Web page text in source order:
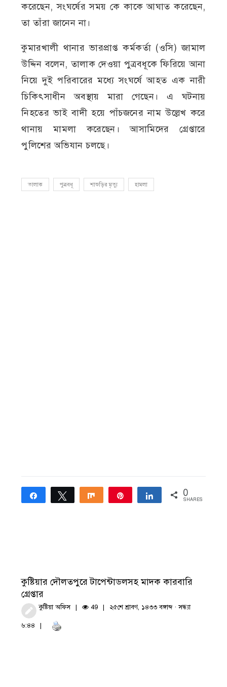
করেছেন, সংঘর্ষের সময় কে কাকে আঘাত করেছেন,
তা তাঁরা জানেন না।
কুমারখালী থানার ভারপ্রাপ্ত কর্মকর্তা (ওসি) জামাল
উদ্দিন বলেন, তালাক দেওয়া পুত্রবধূকে ফিরিয়ে আনা
নিয়ে দুই পরিবারের মধ্যে সংঘর্ষে আহত এক নারী
চিকিৎসাধীন অবস্থায় মারা গেছেন। এ ঘটনায়
নিহতের ভাই বাদী হয়ে পাঁচজনের নাম উল্লেখ করে
থানায় মামলা করেছেন। আসামিদের গ্রেপ্তারে
পুলিশের অভিযান চলছে।
তালাক পুত্রবধূ শাশুড়ির মৃত্যু হামলা
Share Tweet Share Share 0
SHARES
কুষ্টিয়ার দৌলতপুরে টাপেন্টাডলসহ মাদক কারবারি
গ্রেপ্তার
কুষ্টিয়া অফিস 49 ২৫শে শ্রাবণ, ১৪৩৩ বঙ্গাব্দ · সন্ধ্যা
৬:৪৪